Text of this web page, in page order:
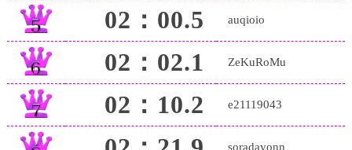
02：00.5 auqioio
02：02.1 ZeKuRoMu
02：10.2 e21119043
soradayonn